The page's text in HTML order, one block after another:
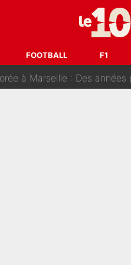
FOOTBALL F1
vire à la catastrophe : Le
Esteban Ocon propose un
: Des années plus tard,